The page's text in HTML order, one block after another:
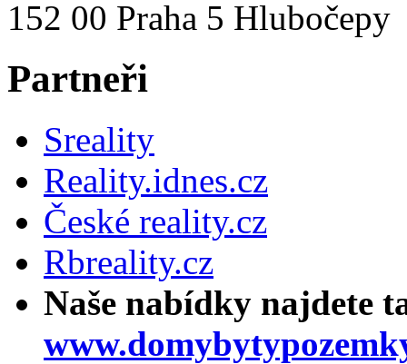
152 00 Praha 5 Hlubočepy
Partneři
Sreality
Reality.idnes.cz
České reality.cz
Rbreality.cz
Naše nabídky najdete